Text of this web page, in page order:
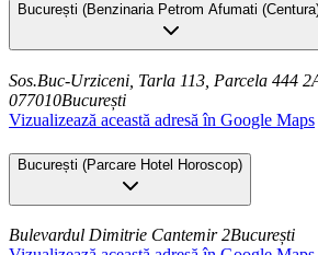
București (Benzinaria Petrom Afumati
Sos.Buc-Urziceni, Tarla 113, Parcela 444
077010București
Vizualizează această adresă în Google Maps
București (Parcare Hotel Horoscop)
Bulevardul Dimitrie Cantemir 2București